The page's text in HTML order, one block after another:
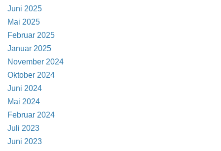
Juni 2025
Mai 2025
Februar 2025
Januar 2025
November 2024
Oktober 2024
Juni 2024
Mai 2024
Februar 2024
Juli 2023
Juni 2023